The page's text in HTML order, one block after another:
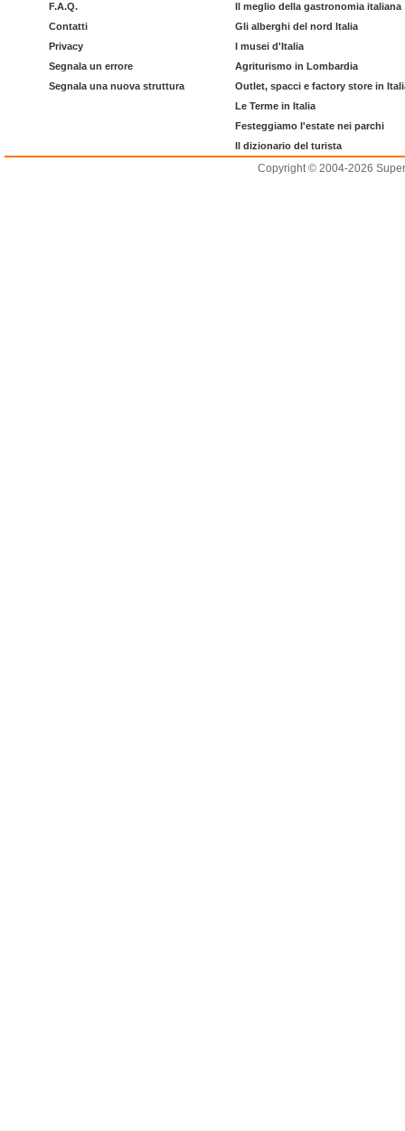
F.A.Q.
Contatti
Privacy
Segnala un errore
Segnala una nuova struttura
Il meglio della gastronomia italiana
Gli alberghi del nord Italia
I musei d'Italia
Agriturismo in Lombardia
Outlet, spacci e factory store in
Le Terme in Italia
Festeggiamo l'estate nei parchi
Il dizionario del turista
Copyright © 2004-2026